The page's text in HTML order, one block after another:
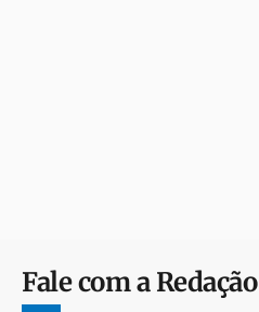
Fale com a Redação